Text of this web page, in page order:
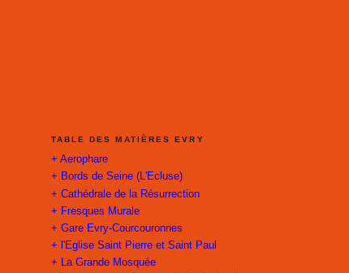
TABLE DES MATIÈRES EVRY
+ Aerophare
+ Bords de Seine (L'Ecluse)
+ Cathédrale de la Résurrection
+ Fresques Murale
+ Gare Evry-Courcouronnes
+ l'Eglise Saint Pierre et Saint Paul
+ La Grande Mosquée